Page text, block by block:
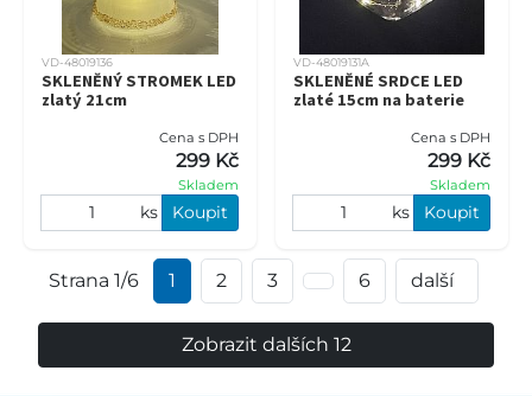
VD-48019136
SKLENĚNÝ STROMEK LED
zlatý 21cm
Cena s DPH
299 Kč
Skladem
ks Koupit
VD-48019131A
SKLENĚNÉ SRDCE LED
zlaté 15cm na baterie
Cena s DPH
299 Kč
Skladem
ks Koupit
Strana 1/6 1 2 3 6 další
Zobrazit dalších 12